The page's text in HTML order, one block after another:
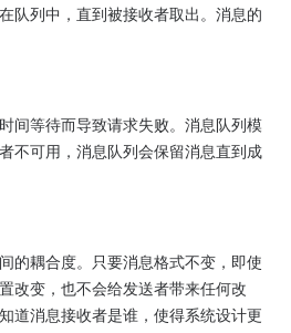
队列中，直到被接收者取出。消息的
间等待而导致请求失败。消息队列模
不可用，消息队列会保留消息直到成
的耦合度。只要消息格式不变，即使
改变，也不会给发送者带来任何改
道消息接收者是谁，使得系统设计更